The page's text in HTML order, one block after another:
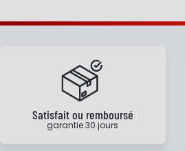
Satisfait ou remboursé
garantie 30 jours